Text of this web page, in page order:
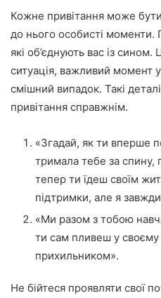
Кожне привітання може
до нього особисті моменти.
які об’єднують вас із
ситуація, важливий момент
смішний випадок. Такі
привітання справжнім.
«Згадай, як ти вперше
тримала тебе за спину,
тепер ти їдеш своїм
підтримки, але я
«Ми разом з тобою
ти сам пливеш у своєму
прихильником».
Не бійтеся проявляти свої